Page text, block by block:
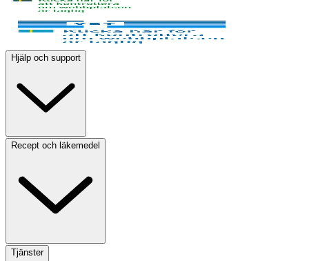
Hjälp och support
Recept och läkemedel
Tjänster